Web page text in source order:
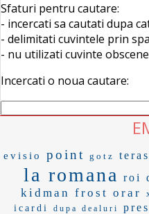
Sfaturi pentru cautare:
- incercati sa cautati dupa
- delimitati cuvintele prin
- nu utilizati cuvinte
Incercati o noua cautare:
evisio point gotz teras
la romana
roi
kidman frost orar
icardi
dupa dealuri